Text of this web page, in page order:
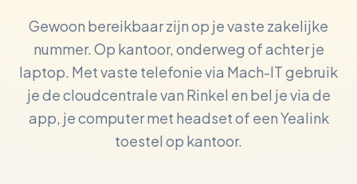
Gewoon bereikbaar zijn op je vaste zakelijke
nummer. Op kantoor, onderweg of achter je
laptop. Met vaste telefonie via Mach-IT gebruik
je de cloudcentrale van Rinkel en bel je via de
app, je computer met headset of een Yealink
toestel op kantoor.